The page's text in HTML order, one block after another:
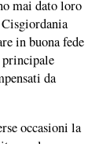
mai dato loro
in buona fede
da
occasioni la